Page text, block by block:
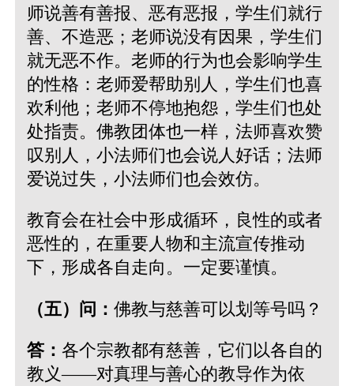
师说善有善报、恶有恶报，学生们就行
善、不造恶；老师说没有因果，学生们
就无恶不作。老师的行为也会影响学生
的性格：老师爱帮助别人，学生们也喜
欢利他；老师不停地抱怨，学生们也处
处指责。佛教团体也一样，法师喜欢赞
叹别人，小法师们也会说人好话；法师
爱说过失，小法师们也会效仿。
教育会在社会中形成循环，良性的或者
恶性的，在重要人物和主流宣传推动
下，形成各自走向。一定要谨慎。
（五）问： 佛教与慈善可以划等号吗？
答： 各个宗教都有慈善，它们以各自的
教义——对真理与善心的教导作为依